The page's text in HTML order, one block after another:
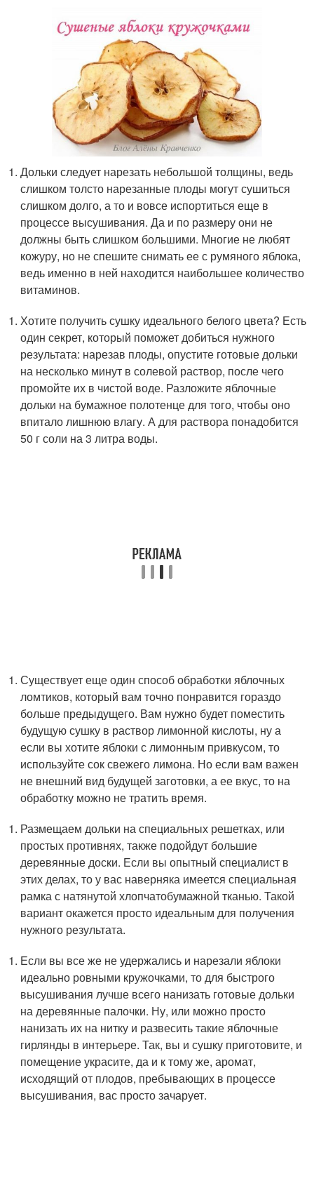
Дольки следует нарезать небольшой толщины, ведь
слишком толсто нарезанные плоды могут сушиться
слишком долго, а то и вовсе испортиться еще в
процессе высушивания. Да и по размеру они не
должны быть слишком большими. Многие не любят
кожуру, но не спешите снимать ее с румяного яблока,
ведь именно в ней находится наибольшее количество
витаминов.
Хотите получить сушку идеального белого цвета? Есть
один секрет, который поможет добиться нужного
результата: нарезав плоды, опустите готовые дольки
на несколько минут в солевой раствор, после чего
промойте их в чистой воде. Разложите яблочные
дольки на бумажное полотенце для того, чтобы оно
впитало лишнюю влагу. А для раствора понадобится
50 г соли на 3 литра воды.
Существует еще один способ обработки яблочных
ломтиков, который вам точно понравится гораздо
больше предыдущего. Вам нужно будет поместить
будущую сушку в раствор лимонной кислоты, ну а
если вы хотите яблоки с лимонным привкусом, то
используйте сок свежего лимона. Но если вам важен
не внешний вид будущей заготовки, а ее вкус, то на
обработку можно не тратить время.
Размещаем дольки на специальных решетках, или
простых противнях, также подойдут большие
деревянные доски. Если вы опытный специалист в
этих делах, то у вас наверняка имеется специальная
рамка с натянутой хлопчатобумажной тканью. Такой
вариант окажется просто идеальным для получения
нужного результата.
Если вы все же не удержались и нарезали яблоки
идеально ровными кружочками, то для быстрого
высушивания лучше всего нанизать готовые дольки
на деревянные палочки. Ну, или можно просто
нанизать их на нитку и развесить такие яблочные
гирлянды в интерьере. Так, вы и сушку приготовите, и
помещение украсите, да и к тому же, аромат,
исходящий от плодов, пребывающих в процессе
высушивания, вас просто зачарует.